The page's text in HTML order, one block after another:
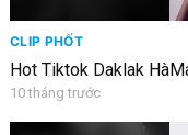
CLIP PHỐT
Hot Tiktok Daklak
10 tháng trước